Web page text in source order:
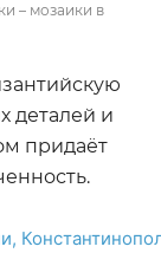
– мозаики в
деталей и
придаёт